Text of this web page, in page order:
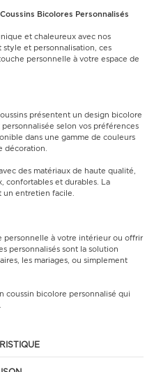
Bicolores Personnalisés
et chaleureux avec nos
style et personnalisation, ces
personnelle à votre espace de
présentent un design bicolore
selon vos préférences
dans une gamme de couleurs
décoration.
des matériaux de haute qualité,
confortables et durables. La
un entretien facile.
personnelle à votre intérieur ou offrir
personnalisés sont la solution
les mariages, ou simplement
coussin bicolore personnalisé qui